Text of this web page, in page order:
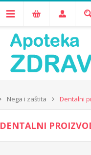
Nega i zaštita Dentalni
DENTALNI